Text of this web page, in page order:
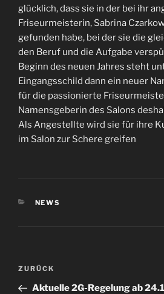
glücklich, dass sie in der bei ihr
Friseurmeisterin, Sabrina
gefunden habe, bei der sie die
den Beruf und die Aufgabe
Beginn des neuen Jahres steht
Eingangsschild dann ein neuer
für die passionierte
Namensgeberin des Salons
Als Angestellte wird sie für ihre
im Salon zur Schere greifen
KATEGORIEN
NEWS
Beitragsnavigation
Vorheriger
Beitrag
ZURÜCK
Aktuelle 2G-Regelung ab